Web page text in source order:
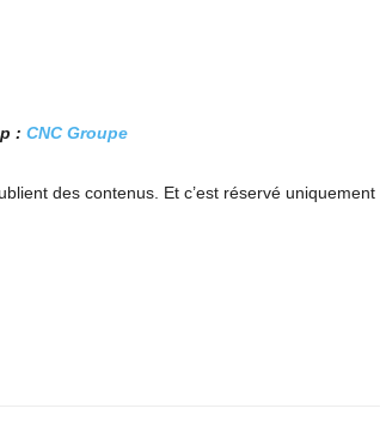
: CNC Groupe
des contenus. Et c’est réservé uniquement